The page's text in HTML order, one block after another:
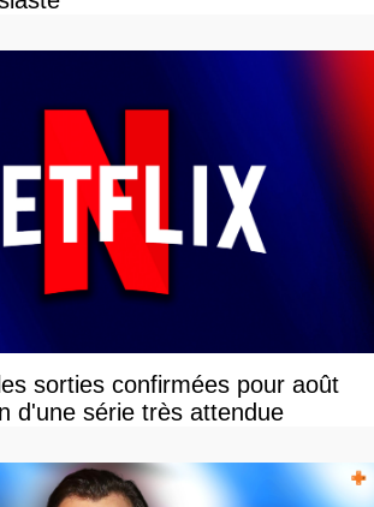
sorties confirmées pour août
d'une série très attendue